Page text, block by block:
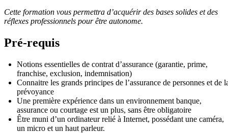
Cette formation vous permettra d’acquérir des bases solides et des
réflexes professionnels pour être autonome.
Pré-requis
Notions essentielles de contrat d’assurance (garantie, prime,
franchise, exclusion, indemnisation)
Connaitre les grands principes de l’assurance de personnes et de
prévoyance
Une première expérience dans un environnement banque,
assurance ou courtage est un plus, sans être obligatoire
Être muni d’un ordinateur relié à Internet, possédant une caméra,
un micro et un haut parleur.